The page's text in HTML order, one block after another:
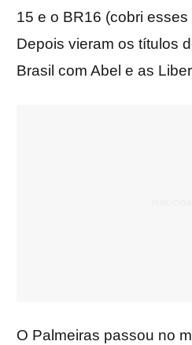
15 e o BR16 (cobri
Depois vieram os títulos
Brasil com Abel e as
O Palmeiras passou no